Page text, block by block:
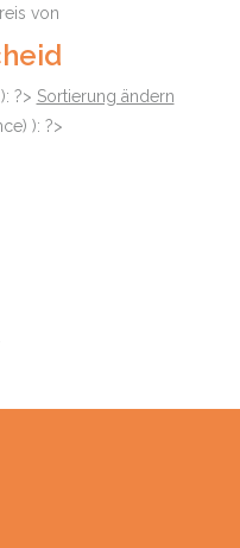
von
?> Sortierung ändern
): ?>